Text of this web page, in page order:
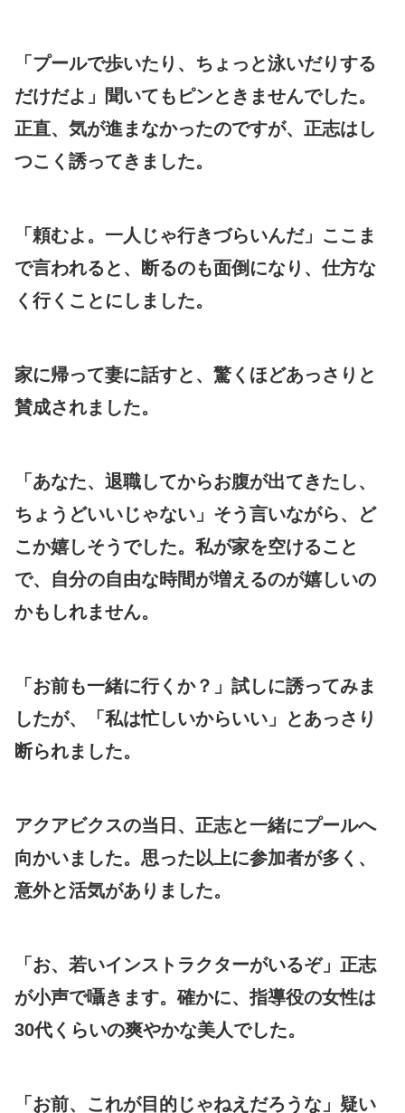
「プールで歩いたり、ちょっと泳いだりする
だけだよ」聞いてもピンときませんでした。
正直、気が進まなかったのですが、正志はし
つこく誘ってきました。
「頼むよ。一人じゃ行きづらいんだ」ここま
で言われると、断るのも面倒になり、仕方な
く行くことにしました。
家に帰って妻に話すと、驚くほどあっさりと
賛成されました。
「あなた、退職してからお腹が出てきたし、
ちょうどいいじゃない」そう言いながら、ど
こか嬉しそうでした。私が家を空けること
で、自分の自由な時間が増えるのが嬉しいの
かもしれません。
「お前も一緒に行くか？」試しに誘ってみま
したが、「私は忙しいからいい」とあっさり
断られました。
アクアビクスの当日、正志と一緒にプールへ
向かいました。思った以上に参加者が多く、
意外と活気がありました。
「お、若いインストラクターがいるぞ」正志
が小声で囁きます。確かに、指導役の女性は
30代くらいの爽やかな美人でした。
「お前、これが目的じゃねえだろうな」疑い